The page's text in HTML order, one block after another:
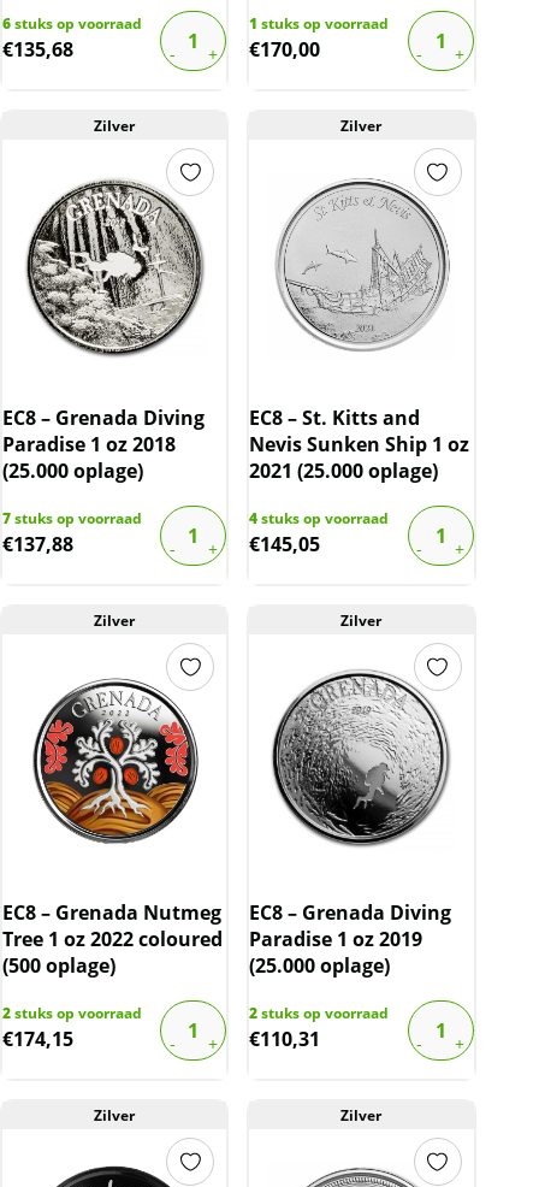
6stuks op voorraad
€135,68
1 stuks op voorraad
€170,00
Zilver
EC8 – Grenada Diving
Paradise 1 oz 2018
(25.000 oplage)
7stuks op voorraad
€137,88
Zilver
EC8 – St. Kitts and
Nevis Sunken Ship 1 oz
2021 (25.000 oplage)
4stuks op voorraad
€145,05
Zilver
EC8 – Grenada Nutmeg
Tree 1 oz 2022 coloured
(500 oplage)
2stuks op voorraad
€174,15
Zilver
EC8 – Grenada Diving
Paradise 1 oz 2019
(25.000 oplage)
2stuks op voorraad
€110,31
Zilver Zilver